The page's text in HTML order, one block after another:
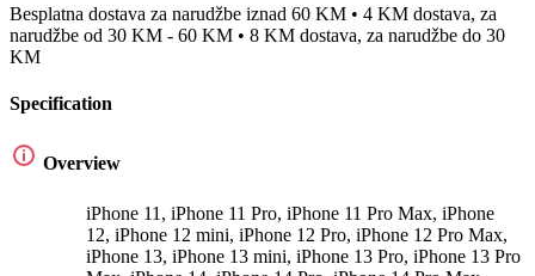
Besplatna dostava za narudžbe iznad 60 KM • 4 KM dostava, za
narudžbe od 30 KM - 60 KM • 8 KM dostava, za narudžbe do 30
KM
Specification
Overview
iPhone 11 , iPhone 11 Pro, iPhone 11 Pro Max, iPhone
12, iPhone 12 mini, iPhone 12 Pro, iPhone 12 Pro Max,
iPhone 13, iPhone 13 mini, iPhone 13 Pro, iPhone 13 Pro